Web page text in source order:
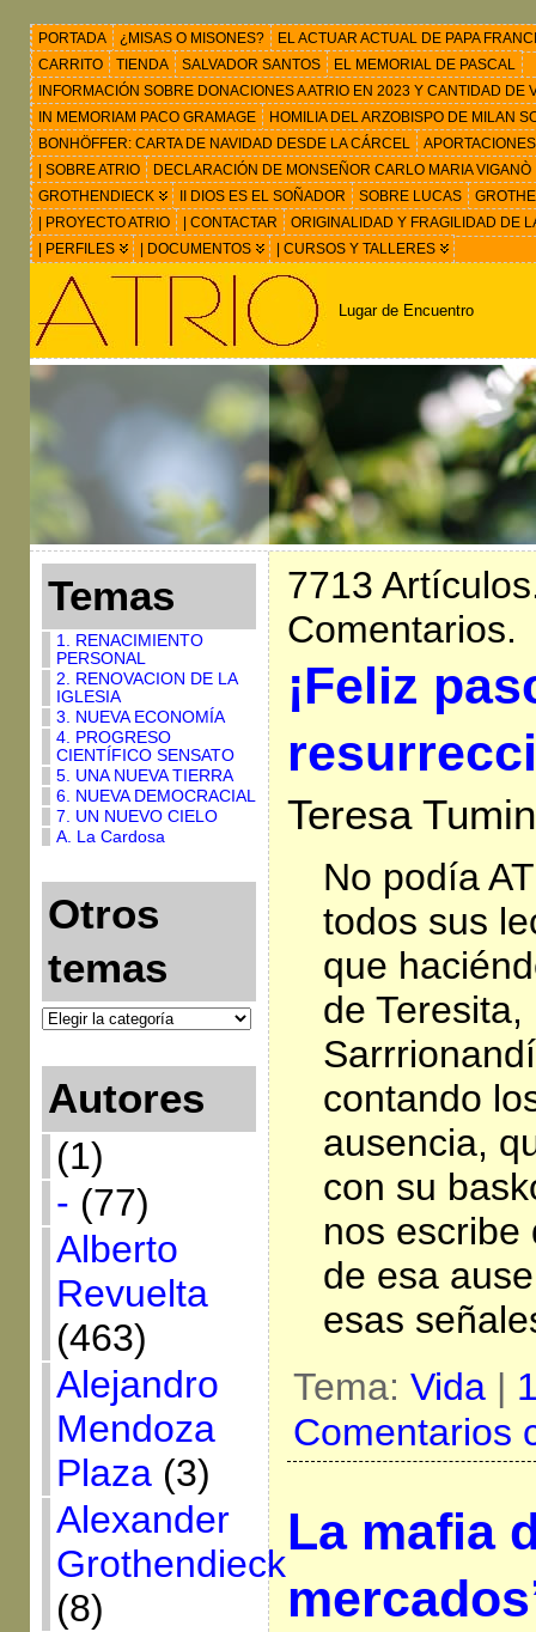
PORTADA ¿MISAS O MISONES?
EL ACTUAR ACTUAL DE PAPA
CARRITO
TIENDA SALVADOR SANTOS
EL MEMORIAL DE PASCAL
INFORMACIÓN SOBRE DONACIONES A ATRIO EN 2023 Y CANTIDAD
IN MEMORIAM PACO GRAMAGE
HOMILIA DEL ARZOBISPO DE MILAN
BONHÖFFER: CARTA DE NAVIDAD DESDE LA CÁRCEL
| SOBRE ATRIO
DECLARACIÓN DE MONSEÑOR CARLO MARIA VIGANÒ
GROTHENDIECK
II DIOS ES EL SOÑADOR SOBRE LUCAS
| PROYECTO ATRIO
| CONTACTAR
ORIGINALIDAD Y FRAGILIDAD DE
| PERFILES
| DOCUMENTOS | CURSOS Y TALLERES
Lugar de Encuentro
Temas
1. RENACIMIENTO
PERSONAL
2. RENOVACION DE LA
IGLESIA
3. NUEVA ECONOMÍA
4. PROGRESO
CIENTÍFICO SENSATO
5. UNA NUEVA TIERRA
6. NUEVA DEMOCRACIAL
7. UN NUEVO CIELO
A. La Cardosa
Otros
temas
Autores
(1)
- (77)
Alberto
Revuelta
(463)
Alejandro
Mendoza
Plaza(3)
Alexander
Grothendieck
(8)
7713
Comentarios.
¡Feliz
Teresa
No podía
todos sus
que
de
contando
ausencia,
con su
nos escribe
de esa
esas
Tema: Vida|
Comentarios
La mafia